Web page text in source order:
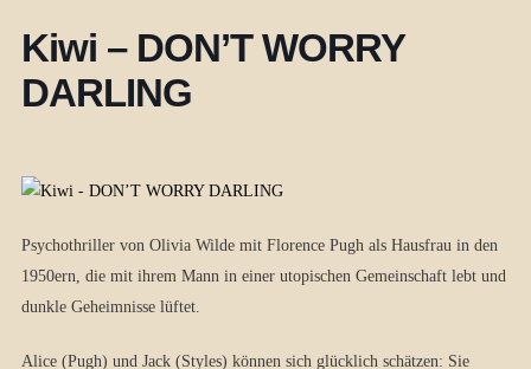
Kiwi – DON’T WORRY
DARLING
Psychothriller von Olivia Wilde mit Florence Pugh als Hausfrau in den
1950ern, die mit ihrem Mann in einer utopischen Gemeinschaft lebt und
dunkle Geheimnisse lüftet.
Alice (Pugh) und Jack (Styles) können sich glücklich schätzen: Sie